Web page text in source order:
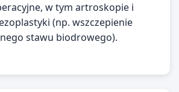
w tym artroskopie i
(np. wszczepienie
stawu biodrowego).